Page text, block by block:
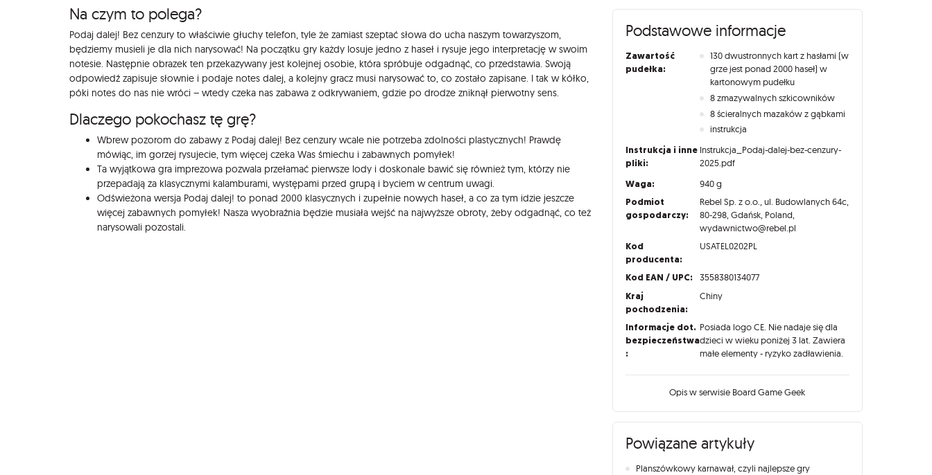
Na czym to polega?
Podaj dalej! Bez cenzury to właściwie głuchy telefon, tyle że zamiast szeptać słowa do ucha naszym towarzyszom,
będziemy musieli je dla nich narysować! Na początku gry każdy losuje jedno z haseł i rysuje jego interpretację w swoim
notesie. Następnie obrazek ten przekazywany jest kolejnej osobie, która spróbuje odgadnąć, co przedstawia. Swoją
odpowiedź zapisuje słownie i podaje notes dalej, a kolejny gracz musi narysować to, co zostało zapisane. I tak w kółko,
póki notes do nas nie wróci – wtedy czeka nas zabawa z odkrywaniem, gdzie po drodze zniknął pierwotny sens.
Dlaczego pokochasz tę grę?
Wbrew pozorom do zabawy z Podaj dalej! Bez cenzury wcale nie potrzeba zdolności plastycznych! Prawdę
mówiąc, im gorzej rysujecie, tym więcej czeka Was śmiechu i zabawnych pomyłek!
Ta wyjątkowa gra imprezowa pozwala przełamać pierwsze lody i doskonale bawić się również tym, którzy nie
przepadają za klasycznymi kalamburami, występami przed grupą i byciem w centrum uwagi.
Odświeżona wersja Podaj dalej! to ponad 2000 klasycznych i zupełnie nowych haseł, a co za tym idzie jeszcze
więcej zabawnych pomyłek! Nasza wyobraźnia będzie musiała wejść na najwyższe obroty, żeby odgadnąć, co też
narysowali pozostali.
Podstawowe informacje
Zawartość
pudełka:
130 dwustronnych kart z hasłami (w
grze jest ponad 2000 haseł) w
kartonowym pudełku
8 zmazywalnych szkicowników
8 ścieralnych mazaków z gąbkami
instrukcja
Instrukcja i inne
pliki:
Instrukcja_Podaj-dalej-bez-cenzury-
2025.pdf
Waga: 940 g
Podmiot
gospodarczy:
Rebel Sp. z o.o., ul. Budowlanych 64c,
80-298, Gdańsk, Poland,
wydawnictwo@rebel.pl
Kod
producenta:
USATEL0202PL
Kod EAN / UPC: 3558380134077
Kraj
pochodzenia:
Chiny
Informacje dot.
bezpieczeństwa
:
Posiada logo CE. Nie nadaje się dla
dzieci w wieku poniżej 3 lat. Zawiera
małe elementy - ryzyko zadławienia.
Opis w serwisie Board Game Geek
Powiązane artykuły
Planszówkowy karnawał, czyli najlepsze gry